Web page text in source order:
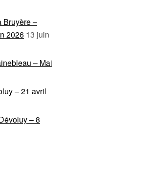
Bruyère –
2026 13 juin
– Mai
– 21 avril
– 8